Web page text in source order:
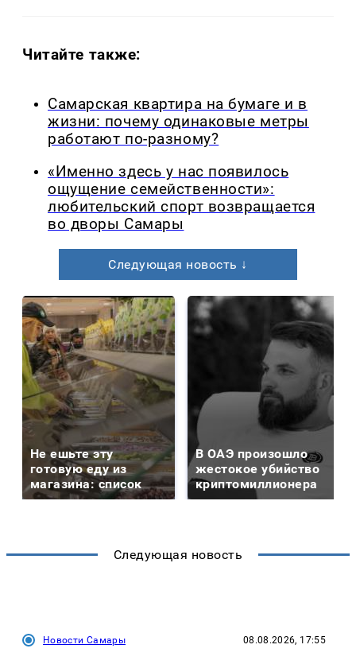
Читайте также:
Самарская квартира на бумаге и в
жизни: почему одинаковые метры
работают по-разному?
«Именно здесь у нас появилось
ощущение семейственности»:
любительский спорт возвращается
во дворы Самары
Следующая новость ↓
Не ешьте эту
готовую еду из
магазина: список
В ОАЭ произошло
жестокое убийство
криптомиллионера
Следующая новость
Новости Самары 08.08.2026, 17:55